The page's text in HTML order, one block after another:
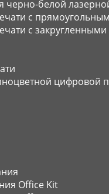
белой
с
с
цифровой
Office Kit